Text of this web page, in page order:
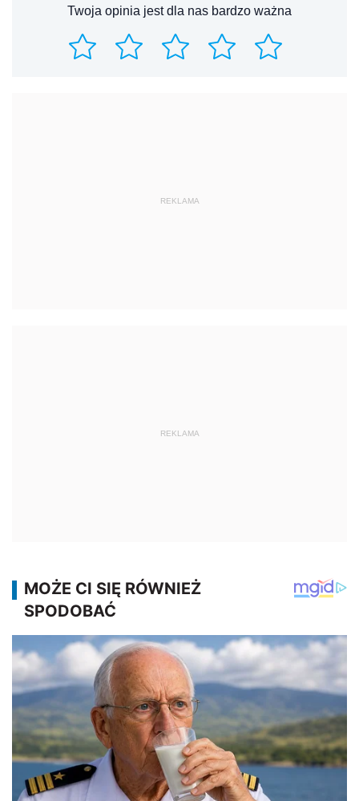
Twoja opinia jest dla nas bardzo ważna
REKLAMA
REKLAMA